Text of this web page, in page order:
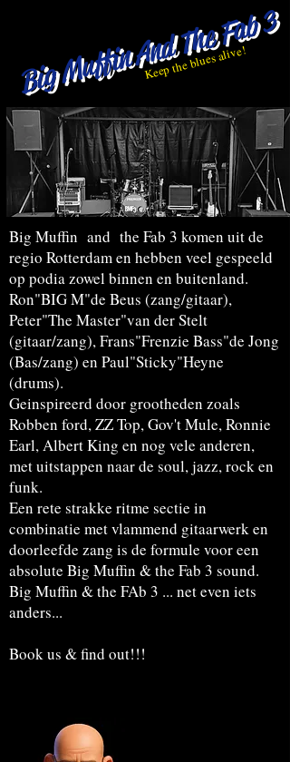
Big Muffin And The Fab 3
Keep the blues alive!
Big Muffin and the Fab 3 komen uit de
regio Rotterdam en hebben veel gespeeld
op podia zowel binnen en buitenland.
Ron"BIG M"de Beus (zang/gitaar),
Peter"The Master"van der Stelt
(gitaar/zang), Frans"Frenzie Bass"de Jong
(Bas/zang) en Paul"Sticky"Heyne
(drums).
Geinspireerd door grootheden zoals
Robben ford, ZZ Top, Gov't Mule, Ronnie
Earl, Albert King en nog vele anderen,
met uitstappen naar de soul, jazz, rock en
funk.
Een rete strakke ritme sectie in
combinatie met vlammend gitaarwerk en
doorleefde zang is de formule voor een
absolute Big Muffin & the Fab 3 sound.
Big Muffin & the FAb 3 ... net even iets
anders...
Book us & find out!!!